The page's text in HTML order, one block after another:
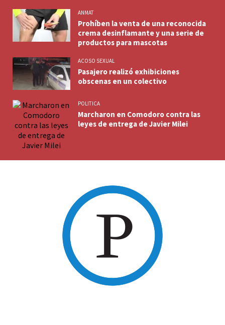
ANMAT
Prohíben la venta de una reconocida
crema desinflamante y una serie de
productos para mascotas
ACOSO SEXUAL
Pasajero realizó exhibiciones
obscenas en un colectivo
POLITICA
Marcharon en Comodoro contra las
leyes de entrega de Javier Milei